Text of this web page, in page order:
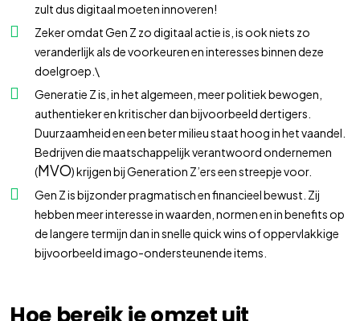
zult dus digitaal moeten innoveren!
Zeker omdat Gen Z zo digitaal actie is, is ook niets zo
veranderlijk als de voorkeuren en interesses binnen deze
doelgroep.\
Generatie Z is, in het algemeen, meer politiek bewogen,
authentieker en kritischer dan bijvoorbeeld dertigers.
Duurzaamheid en een beter milieu staat hoog in het vaandel.
Bedrijven die maatschappelijk verantwoord ondernemen
(MVO) krijgen bij Generation Z’ers een streepje voor.
Gen Z is bijzonder pragmatisch en financieel bewust. Zij
hebben meer interesse in waarden, normen en in benefits op
de langere termijn dan in snelle quick wins of oppervlakkige
bijvoorbeeld imago-ondersteunende items.
Hoe bereik je omzet uit